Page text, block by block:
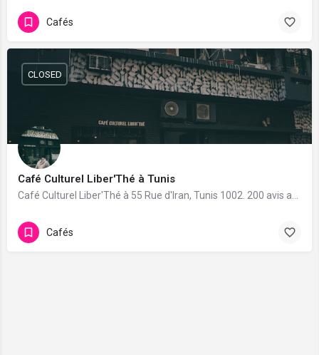
Cafés
Café Culturel Liber'Thé à Tunis
CLOSED
Cafés